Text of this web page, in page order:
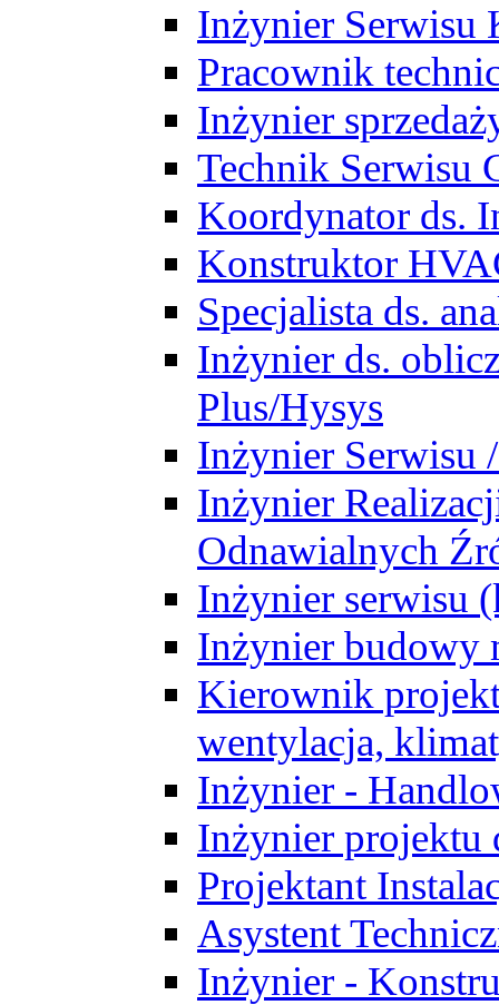
Inżynier Serwisu
Pracownik
Inżynier
Technik Serwisu
Koordynator ds.
Konstruktor
Specjalista ds.
Inżynier ds.
Plus/Hysys
Inżynier Serwisu
Inżynier
Odnawialnych
Inżynier serwisu
Inżynier budowy
Kierownik
wentylacja,
Inżynier -
Inżynier projektu
Projektant
Asystent
Inżynier -